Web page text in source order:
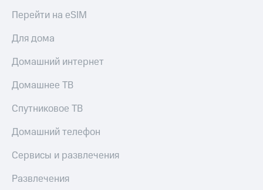
Перейти на eSIM
Для дома
Домашний интернет
Домашнее ТВ
Спутниковое ТВ
Домашний телефон
Сервисы и развлечения
Развлечения